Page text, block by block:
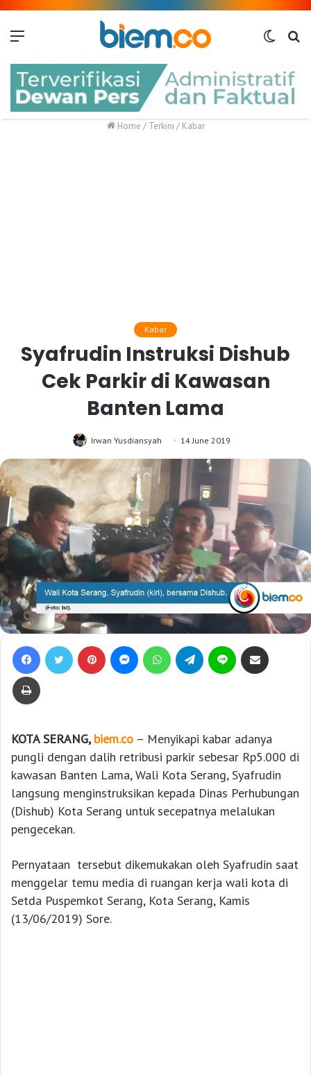
Switch
Home / Terkini / Kabar
Kabar
Syafrudin Instruksi Dishub
Cek Parkir di Kawasan
Banten Lama
Irwan Yusdiansyah 14 June 2019
KOTA SERANG, biem.co – Menyikapi kabar adanya
pungli dengan dalih retribusi parkir sebesar Rp5.000 di
kawasan Banten Lama, Wali Kota Serang, Syafrudin
langsung menginstruksikan kepada Dinas Perhubungan
(Dishub) Kota Serang untuk secepatnya melalukan
pengecekan.
Pernyataan tersebut dikemukakan oleh Syafrudin saat
menggelar temu media di ruangan kerja wali kota di
Setda Puspemkot Serang, Kota Serang, Kamis
(13/06/2019) Sore.